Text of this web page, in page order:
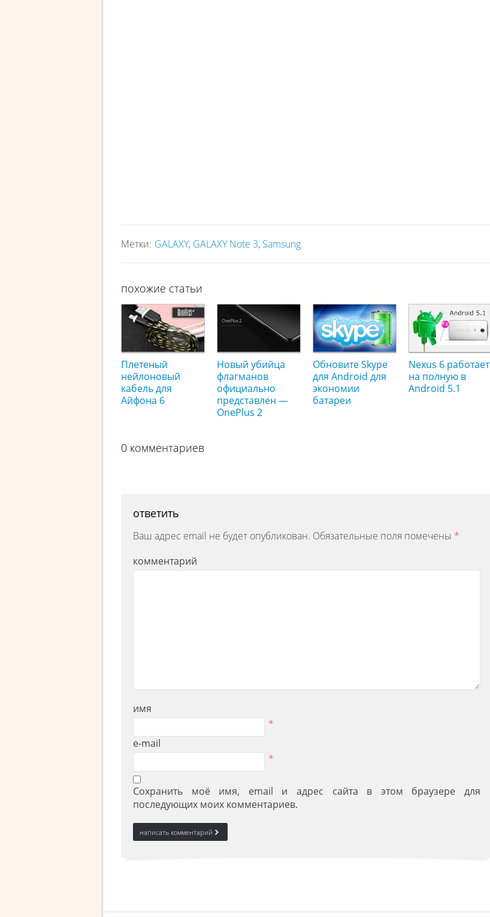
Метки: GALAXY, GALAXY Note 3, Samsung
похожие статьи
Плетеный
нейлоновый
кабель для
Айфона 6
Новый убийца
флагманов
официально
представлен —
OnePlus 2
Обновите Skype
для Android для
экономии
батареи
Nexus 6 работает
на полную в
Android 5.1
0 комментариев
ответить
Ваш адрес email не будет опубликован. Обязательные поля помечены *
комментарий
имя
*
e-mail
*
Сохранить моё имя, email и адрес сайта в этом браузере для
последующих моих комментариев.